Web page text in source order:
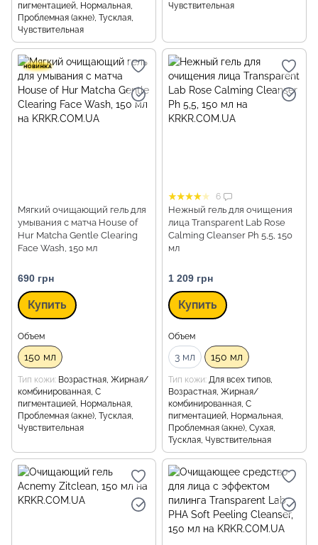
пигментацией, Нормальная,
Проблемная (акне), Тусклая,
Чувствительная
Чувствительная
Мягкий очищающий гель для
умывания с матча House of
Hur Matcha Gentle Clearing
Face Wash, 150 мл
690 грн
Купить
Объем
150 мл
Тип кожи Возрастная, Жирная/
комбинированная, С
пигментацией, Нормальная,
Проблемная (акне), Тусклая,
Чувствительная
6
Нежный гель для очищения
лица Transparent Lab Rose
Calming Cleanser Ph 5,5, 150
мл
1 209 грн
Купить
Объем
3 мл 150 мл
Тип кожи Для всех типов,
Возрастная, Жирная/
комбинированная, С
пигментацией, Нормальная,
Проблемная (акне), Сухая,
Тусклая, Чувствительная